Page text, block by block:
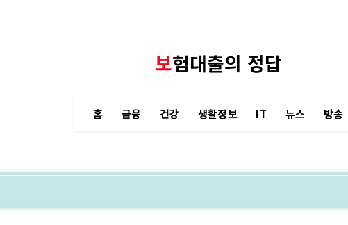
보험대출의 정답
홈 금융 건강 생활정보 IT 뉴스 방송